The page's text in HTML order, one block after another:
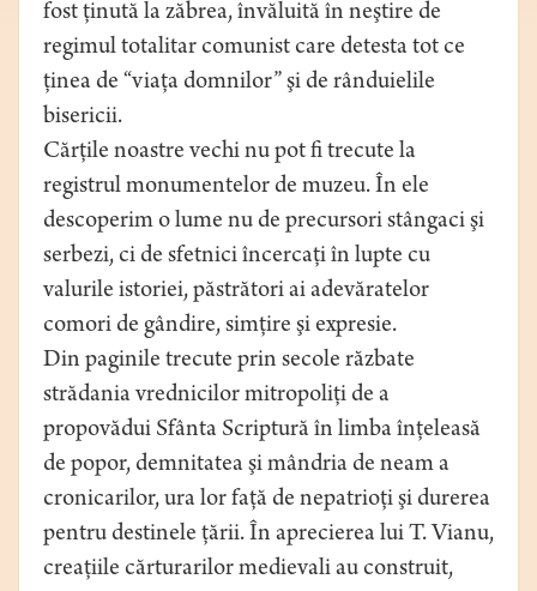
fost ţinută la zăbrea, învăluită în neştire de
regimul totalitar comunist care detesta tot ce
ţinea de “viaţa domnilor” şi de rânduielile
bisericii.
Cărţile noastre vechi nu pot fi trecute la
registrul monumentelor de muzeu. În ele
descoperim o lume nu de precursori stângaci şi
serbezi, ci de sfetnici încercaţi în lupte cu
valurile istoriei, păstrători ai adevăratelor
comori de gândire, simţire şi expresie.
Din paginile trecute prin secole răzbate
strădania vrednicilor mitropoliţi de a
propovădui Sfânta Scriptură în limba înţeleasă
de popor, demnitatea şi mândria de neam a
cronicarilor, ura lor faţă de nepatrioţi şi durerea
pentru destinele ţării. În aprecierea lui T. Vianu,
creaţiile cărturarilor medievali au construit,